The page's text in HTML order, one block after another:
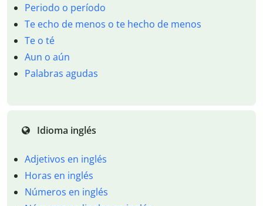
Periodo o período
Te echo de menos o te hecho de menos
Te o té
Aun o aún
Palabras agudas
Idioma inglés
Adjetivos en inglés
Horas en inglés
Números en inglés